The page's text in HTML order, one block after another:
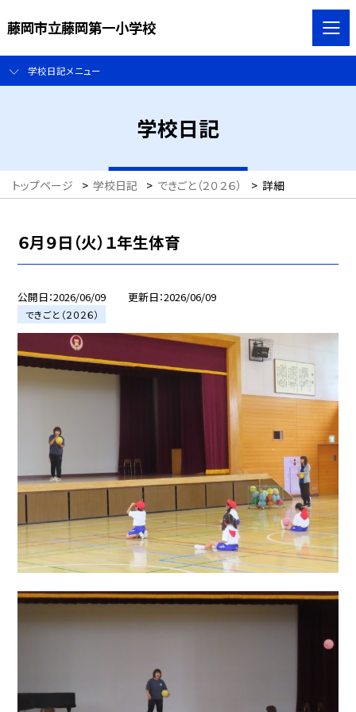
藤岡市立藤岡第一小学校
学校日記メニュー
学校日記
トップページ > 学校日記 > できごと（２０２６） > 詳細
６月９日（火）１年生体育
公開日 2026/06/09 更新日 2026/06/09
できごと（２０２６）